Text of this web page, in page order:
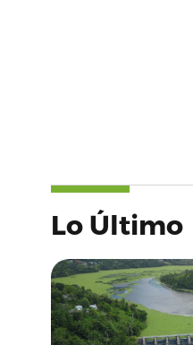
Lo Último